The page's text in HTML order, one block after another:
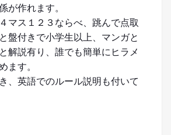
が作れます。
マス１２３ならべ、跳んで点取
盤付きで小学生以上、マンガと
解説有り、誰でも簡単にヒラメ
ます。
、英語でのルール説明も付いて